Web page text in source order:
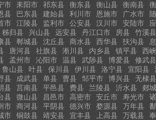
市 耒阳市 祁东县 衡东县 衡山县 衡南县
县 巴东县 建始县 利川市 恩施市 广水市
市 江陵县 监利市 公安县 汉川市 安陆市
秭归县 兴山县 远安县 丹江口市 房县 竹溪县
县 郸城县 沈丘县 商水县 西华县 扶沟县
唐河县 社旗县 淅川县 内乡县 镇平县 西
孟州市 沁阳市 温县 武陟县 博爱县 修武县
鲁山县 叶县 保川县 伊川县 洛宁县 宜阳县
县 成武县 单县 曹县 邹平市 博兴县 无棣县
县 莒南县 平邑县 费县 兰陵县 沂水县 郯
县 微山县 昌邑市 高密市 安丘市 寿光市
市 商河县 平阴县 德兴市 婺源县 万年县
市 铜鼓县 靖安县 宜丰县 上高县 万载县